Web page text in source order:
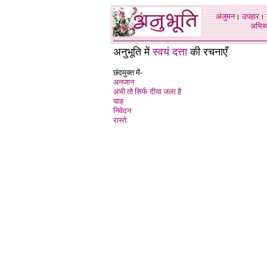
अंजुमन।उपहार।
अनुभूति मेंस्वयं दत्ताकी रचनाएँ
छंदमुक्त में-
अनजान
अभी तो सिर्फ दीया जला है
चाह
निवेदन
रास्ते